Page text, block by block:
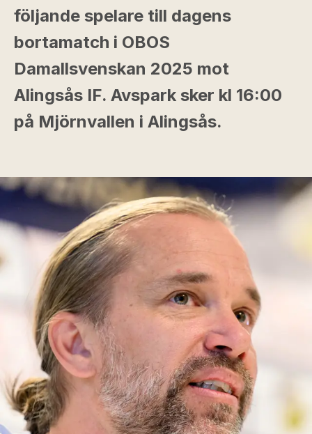
följande spelare till dagens
bortamatch i OBOS
Damallsvenskan 2025 mot
Alingsås IF. Avspark sker kl 16:00
på Mjörnvallen i Alingsås.